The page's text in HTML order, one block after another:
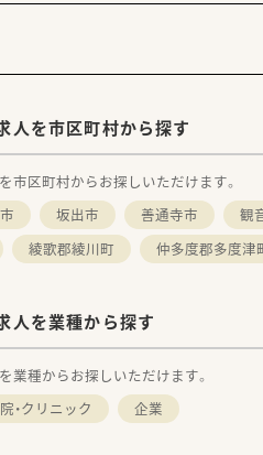
業務内容＞
注業務、院内委員会参加、DI業
入院する中で必要な薬を安全に
の医療スタッフにも情報提供
総医療従事者637名、薬剤師常
土・日・祝日の夜間勤務もロー
多くの事を学べる環境でスキル
チーム医療に携わりたい方
■急性期病院で勤務したい方
々…
人を市区町村から探す
市区町村からお探しいただけます。
坂出市 善通寺市 観
綾歌郡綾川町 仲多度郡多度津
人を業種から探す
業種からお探しいただけます。
・クリニック 企業